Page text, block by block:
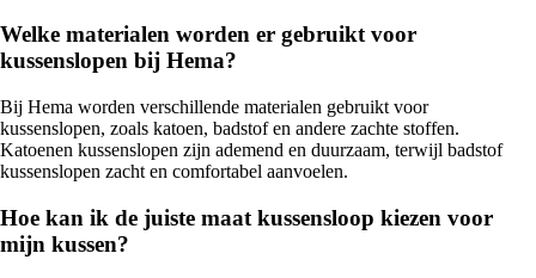
Welke materialen worden er gebruikt voor
kussenslopen bij Hema?
Bij Hema worden verschillende materialen gebruikt voor
kussenslopen, zoals katoen, badstof en andere zachte stoffen.
Katoenen kussenslopen zijn ademend en duurzaam, terwijl badstof
kussenslopen zacht en comfortabel aanvoelen.
Hoe kan ik de juiste maat kussensloop kiezen voor
mijn kussen?